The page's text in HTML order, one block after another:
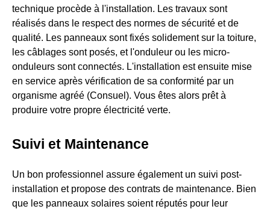
technique procède à l'installation. Les travaux sont
réalisés dans le respect des normes de sécurité et de
qualité. Les panneaux sont fixés solidement sur la toiture,
les câblages sont posés, et l'onduleur ou les micro-
onduleurs sont connectés. L'installation est ensuite mise
en service après vérification de sa conformité par un
organisme agréé (Consuel). Vous êtes alors prêt à
produire votre propre électricité verte.
Suivi et Maintenance
Un bon professionnel assure également un suivi post-
installation et propose des contrats de maintenance. Bien
que les panneaux solaires soient réputés pour leur